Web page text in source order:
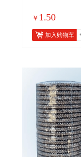
￥ 1.50
加入购物车